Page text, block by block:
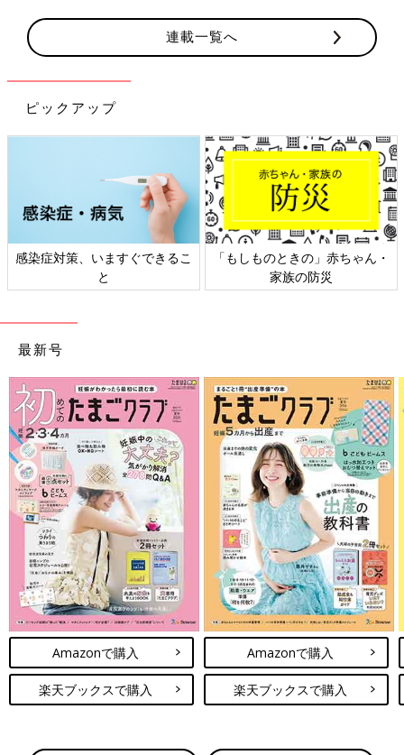
連載一覧へ
ピックアップ
感染症対策、いますぐできるこ
と
「もしものときの」赤ちゃん・
家族の防災
最新号
Amazonで購入
楽天ブックスで購入
Amazonで購入
楽天ブックスで購入